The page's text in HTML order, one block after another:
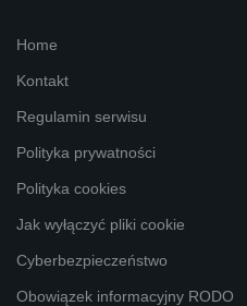
Home
Kontakt
Regulamin serwisu
Polityka prywatności
Polityka cookies
Jak wyłączyć pliki cookie
Cyberbezpieczeństwo
Obowiązek informacyjny RODO